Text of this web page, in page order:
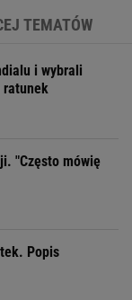
TEMATÓW
i wybrali
ratunek
"Często mówię
Popis